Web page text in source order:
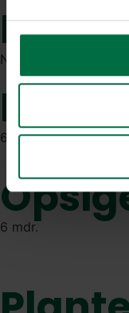
Nettoprisindeks -
6 mdr.
6 mdr.